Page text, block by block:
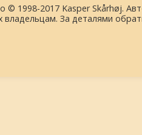
© 1998-2017 Kasper Skårhøj.
За деталями